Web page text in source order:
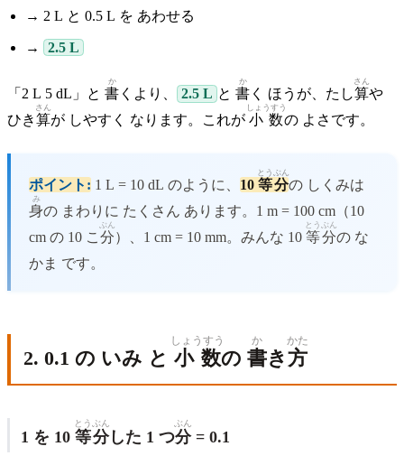
→ 2 L と 0.5 L を あわせる
→ 2.5 L
「2 L 5 dL」と 書
か
くより、 2.5 L と 書
か
く ほうが、たし算
さん
や
ひき算
さん
が しやすく なります。これが 小数
しょうすう
の よさです。
ポイント: 1 L = 10 dL のように、 10 等分
とうぶん
の しくみは
身
み
の まわりに たくさん あります。1 m = 100 cm（10
cm の 10 こ 分
ぶん
）、1 cm = 10 mm。みんな 10 等分
とうぶん
の な
かま です。
2. 0.1 の いみ と 小数
しょうすう
の 書
か
き方
かた
1 を 10 等分
とうぶん
した 1 つ分
ぶん
= 0.1